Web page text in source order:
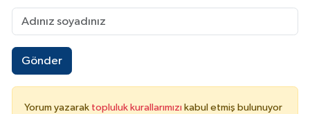
Gönder
Yorum yazarak topluluk kurallarımızı kabul etmiş bulunuyor